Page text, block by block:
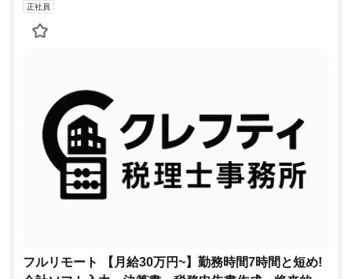
正社員
フルリモート 【月給30万円~】勤務時間7時間と短め!